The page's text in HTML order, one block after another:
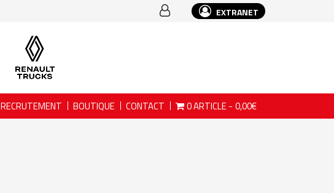
EXTRANET
RECRUTEMENT BOUTIQUE CONTACT 0 ARTICLE 0,00€